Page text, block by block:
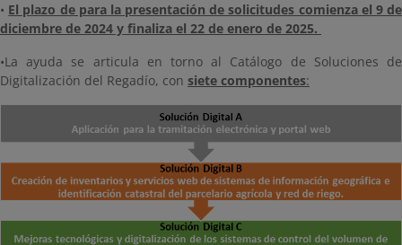
• El plazo de para la presentación de solicitudes comienza el 9 de
diciembre de 2024 y finaliza el 22 de enero de 2025.
•La ayuda se articula en torno al Catálogo de Soluciones de
Digitalización del Regadío, con siete componentes: